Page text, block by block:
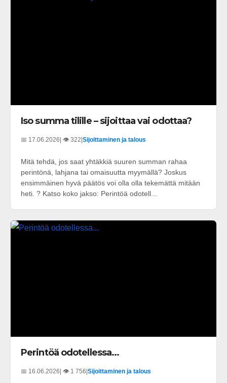
Iso summa tilille – sijoittaa vai odottaa?
📅 17.06.2026 | 👁️ 322 Sijoittaminen ja talous
Mitä tehdä, jos saat yhtäkkiä suuren summan rahaa
perintönä, lahjana tai omaisuutta myymällä? Joskus
ensimmäinen hyvä päätös voi olla olla tekemättä mitään
heti. ? Katso koko jakso: Perintöä odotell...
Perintöä odotellessa...
📅 16.06.2026| 👁️ 1 756|Sijoittaminen ja talous